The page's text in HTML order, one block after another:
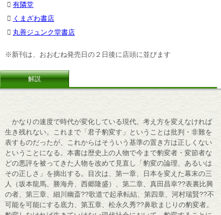
有隣堂
くまざわ書店
丸善ジュンク堂書店
※新刊は、おおむね発売日の２日後に店頭に並びます
解説
かなりの速度で時代が変化している現代。考え方を変えなければ
生き残れない。これまで「君子豹変す」ということは批判・非難を
表すものだったが、これからはそういう基準の置き方は正しくない
ということになる。本書は歴史上の人物で今まで豹変者・変節者な
どの悪評を被ってきた人物を改めて見直し「豹変の論理、あるいは
その正しさ」を摘出する。目次は、第一章、日本を変えた幕末の三
人（坂本龍馬、勝海舟、西郷隆盛）、第二章、真田昌幸??表裏比興
の者、第三章、細川幽斎??歌道で起承転結、第四章、河村瑞賢??不
可能を可能にする底力、第五章、松永久秀??鼻歌まじりの豹変者。